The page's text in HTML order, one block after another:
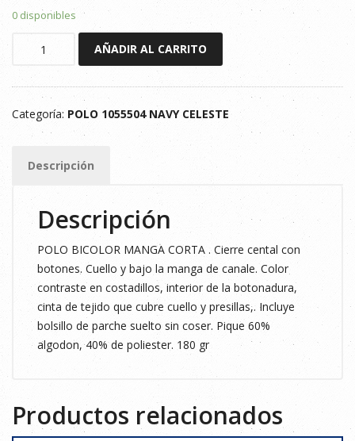
0 disponibles
BICOLOR
105504
NAVY
CELESTE
cantidad
AÑADIR AL CARRITO
Categoría: POLO 1055504 NAVY CELESTE
Descripción
Descripción
POLO BICOLOR MANGA CORTA . Cierre cental con
botones. Cuello y bajo la manga de canale. Color
contraste en costadillos, interior de la botonadura,
cinta de tejido que cubre cuello y presillas,. Incluye
bolsillo de parche suelto sin coser. Pique 60%
algodon, 40% de poliester. 180 gr
Productos relacionados